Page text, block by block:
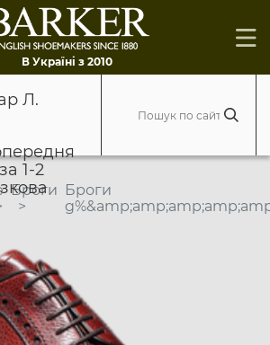
В Україні з 2010
Л.
1-2
Броги Броги